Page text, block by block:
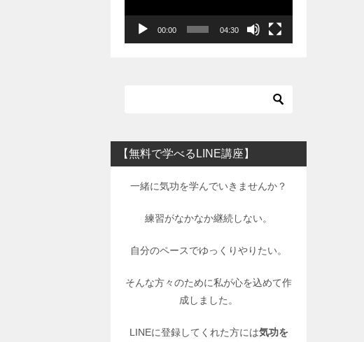
ヤ
00:00 04:30
【無料で学べるLINE講座】
一緒に気功を学んでいきませんか？
練習がなかなか継続しない。
自分のペースでゆっくりやりたい。
そんな方々のために私が心を込めて作
成しました。
LINEに登録してくれた方には気功を